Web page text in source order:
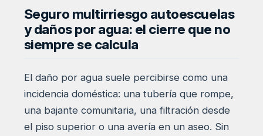
Seguro multirriesgo autoescuelas
y daños por agua: el cierre que no
siempre se calcula
El daño por agua suele percibirse como una
incidencia doméstica: una tubería que rompe,
una bajante comunitaria, una filtración desde
el piso superior o una avería en un aseo. Sin